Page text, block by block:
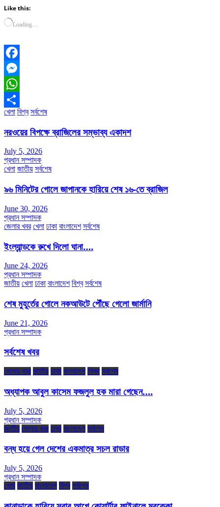
Like this:
Loading…
Facebook
Messenger
WhatsApp
Share
খেলা বিশ্ব সর্বশেষ
নরওয়ের বিপক্ষে ব্রাজিলের সম্ভাব্য একাদশ
July 5, 2026
প্রধান সম্পাদক
খেলা জাতীয় সর্বশেষ
৯৬ মিনিটের গোলে জাপানকে হারিয়ে শেষ ১৬-তে ব্রাজিল
June 30, 2026
প্রধান সম্পাদক
জেলার খবর খেলা ঢাকা বাংলাদেশ সর্বশেষ
ইংল্যান্ডকে রুখে দিলো ঘানা….
June 24, 2026
প্রধান সম্পাদক
জাতীয় খেলা ঢাকা বাংলাদেশ বিশ্ব সর্বশেষ
শেষ মুহূর্তের গোলে নকআউটে পৌঁছে গেলো জার্মানি
June 21, 2026
প্রধান সম্পাদক
সর্বশেষ খবর
জেলার খবর জাতীয় ঢাকা বাংলাদেশ শিক্ষা সর্বশেষ
অধ্যাপক আবুল কাসেম ফজলুল হক মারা গেছেন….
July 5, 2026
প্রধান সম্পাদক
জাতীয় জেলার খবর ঢাকা বাংলাদেশ সর্বশেষ
বন্ধ হয়ে গেল দেশের একমাত্র সচল রাডার
July 5, 2026
প্রধান সম্পাদক
খেলা জাতীয় বাংলাদেশ বিশ্ব সর্বশেষ